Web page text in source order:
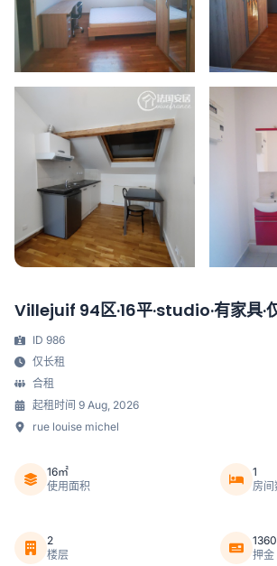
Villejuif 94区·16平·studio·有家具·
ID 986
仅长租
合租
起租时间 9 Aug, 2026
rue louise michel
16㎡
使用面积
1
房间
2
楼层
押金